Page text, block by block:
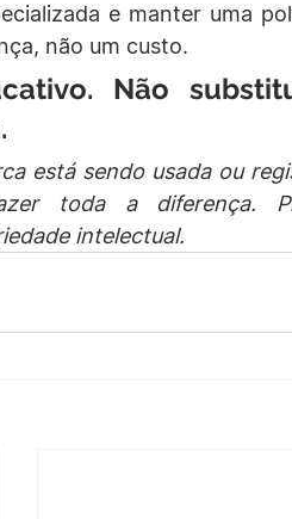
e manter uma
não um custo.
Não
está sendo usada ou
toda a diferença.
intelectual.